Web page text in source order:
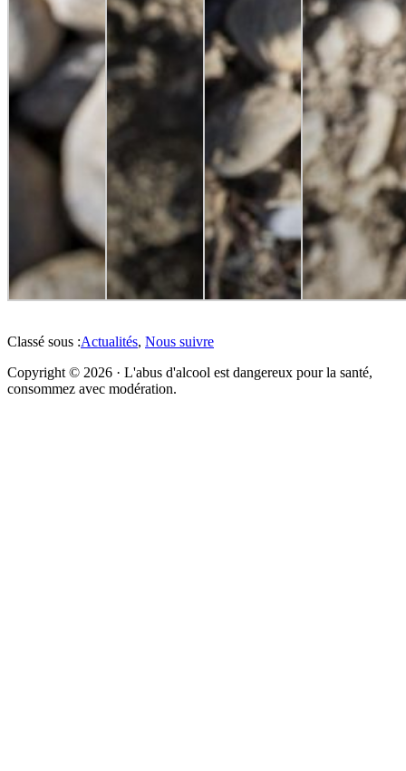
Classé sous :Actualités, Nous suivre
Copyright © 2026 · L'abus d'alcool est dangereux pour la santé,
consommez avec modération.